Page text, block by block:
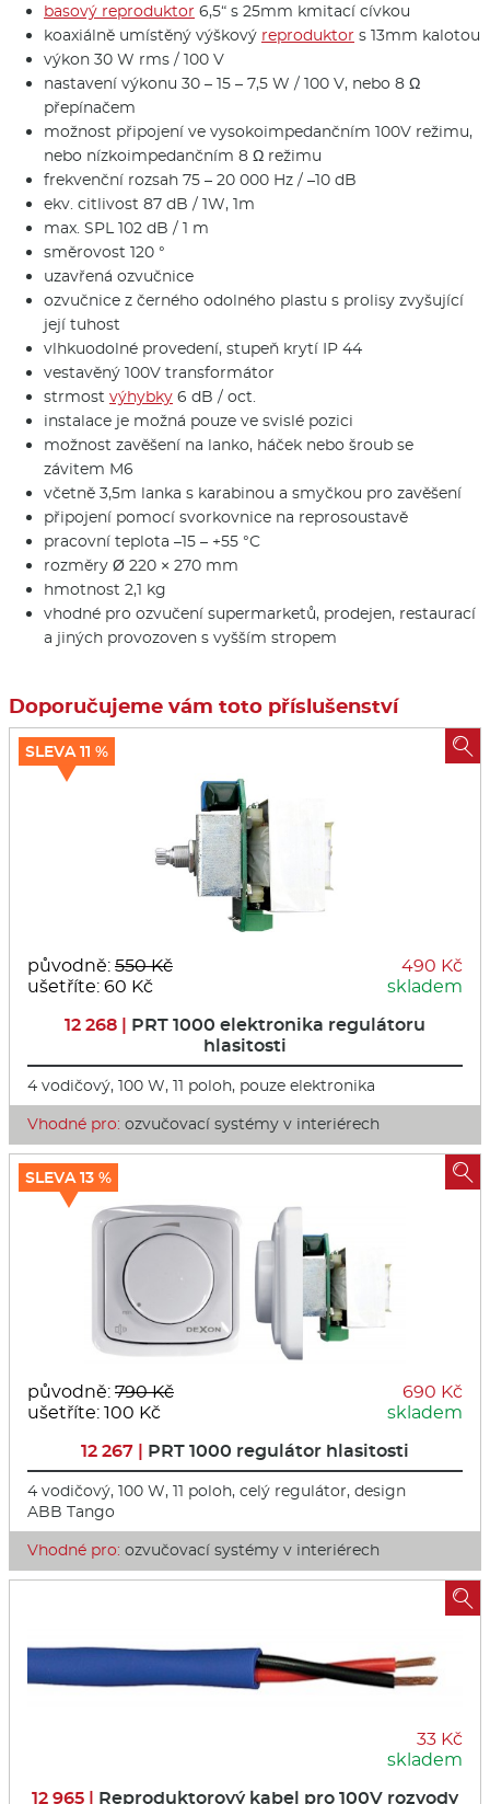
basový reproduktor 6,5“ s 25mm kmitací cívkou
koaxiálně umístěný výškový reproduktor s 13mm kalotou
výkon 30 W rms / 100 V
nastavení výkonu 30 – 15 – 7,5 W / 100 V, nebo 8 Ω
přepínačem
možnost připojení ve vysokoimpedančním 100V režimu,
nebo nízkoimpedančním 8 Ω režimu
frekvenční rozsah 75 – 20 000 Hz / –10 dB
ekv. citlivost 87 dB / 1W, 1m
max. SPL 102 dB / 1 m
směrovost 120 °
uzavřená ozvučnice
ozvučnice z černého odolného plastu s prolisy zvyšující
její tuhost
vlhkuodolné provedení, stupeň krytí IP 44
vestavěný 100V transformátor
strmost výhybky 6 dB / oct.
instalace je možná pouze ve svislé pozici
možnost zavěšení na lanko, háček nebo šroub se
závitem M6
včetně 3,5m lanka s karabinou a smyčkou pro zavěšení
připojení pomocí svorkovnice na reprosoustavě
pracovní teplota –15 – +55 °C
rozměry Ø 220 × 270 mm
hmotnost 2,1 kg
vhodné pro ozvučení supermarketů, prodejen, restaurací
a jiných provozoven s vyšším stropem
Doporučujeme vám toto příslušenství
původně: 550 Kč
ušetříte: 60 Kč
490 Kč
skladem
12 268 | PRT 1000 elektronika regulátoru
hlasitosti
4 vodičový, 100 W, 11 poloh, pouze elektronika
Vhodné pro: ozvučovací systémy v interiérech
SLEVA 11 % 
původně: 790 Kč
ušetříte: 100 Kč
690 Kč
skladem
12 267 | PRT 1000 regulátor hlasitosti
4 vodičový, 100 W, 11 poloh, celý regulátor, design
ABB Tango
Vhodné pro: ozvučovací systémy v interiérech
SLEVA 13 % 
33 Kč
skladem
12 965 | Reproduktorový kabel pro 100V rozvody
